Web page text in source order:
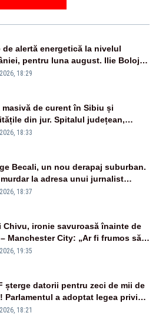
de alertă energetică la nivelul
pentru luna august. Ilie Bolojan
importuri și posibile restricții –
18:29
masivă de curent în Sibiu și
din jur. Spitalul județean,
rețelele de telefonie, grav
18:33
Becali, un nou derapaj suburban.
la adresa unui jurnalist
– AUDIO
18:37
Chivu, ironie savuroasă înainte de
Manchester City: „Ar fi frumos să
și de la noi”
19:35
șterge datorii pentru zeci de mii de
Parlamentul a adoptat legea privind
fiscală
18:21